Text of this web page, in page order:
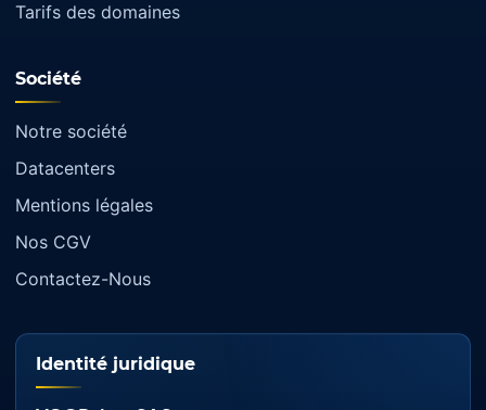
Tarifs des domaines
Société
Notre société
Datacenters
Mentions légales
Nos CGV
Contactez-Nous
Identité juridique